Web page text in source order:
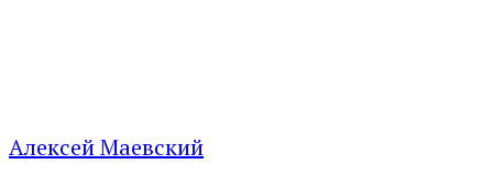
Алексей Маевский